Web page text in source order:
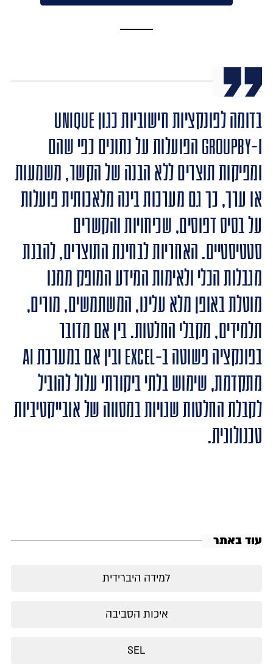
בדומה לפונקציות חישוביות כגון ‎UNIQUE‎
ו-‎GROUPBY‎ הפועלות על נתונים כפי שהם
ומפיקות תוצרים ללא הבנה של הקשר, משמעות
או ערך, כך גם מערכות בינה מלאכותית פועלות
על בסיס דפוסים, שכיחויות והקשרים
סטטיסטיים. האחריות לבחינת התוצרים, להבנת
מגבלות הכלי ולאימות המידע המופק ממנו
מוטלת באופן מלא עלינו, המשתמשים, מורים,
תלמידים, מקבלי החלטות. בין אם מדובר
בפונקציה פשוטה ב-Excel ובין אם במערכת AI
מתקדמת, שימוש בלתי ביקורתי עלול להוביל
לקבלת החלטות שגויות במסווה של אובייקטיביות
טכנולוגית.
עוד באתר
למידה היברידית
איכות הסביבה
SEL